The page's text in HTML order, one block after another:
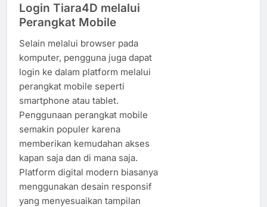
Login Tiara4D melalui
Perangkat Mobile
Selain melalui browser pada
komputer, pengguna juga dapat
login ke dalam platform melalui
perangkat mobile seperti
smartphone atau tablet.
Penggunaan perangkat mobile
semakin populer karena
memberikan kemudahan akses
kapan saja dan di mana saja.
Platform digital modern biasanya
menggunakan desain responsif
yang menyesuaikan tampilan